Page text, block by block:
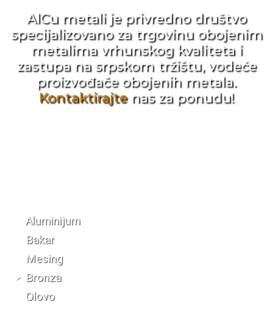
AlCu metali je privredno društvo
specijalizovano za trgovinu obojenim
metalima vrhunskog kvaliteta i
zastupa na srpskom tržištu, vodeće
proizvođače obojenih metala.
Kontaktirajtenas za ponudu!
Aluminijum
Bakar
Mesing
Bronza
Olovo